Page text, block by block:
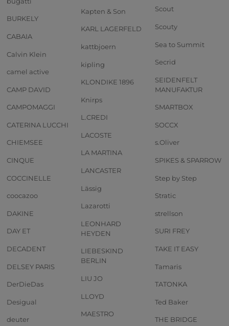
BURKELY
CABAIA
Calvin Klein
camel active
CAMP DAVID
CAMPOMAGGI
CATERINA LUCCHI
CHIEMSEE
CINQUE
COCCINELLE
coocazoo
DAKINE
DAY ET
DECADENT
DELSEY PARIS
DerDieDas
Desigual
deuter
Kapten & Son
KARL LAGERFELD
kattbjoern
kipling
KLONDIKE 1896
Knirps
L.CREDI
LACOSTE
LA MARTINA
LANCASTER
Lässig
Lazarotti
LEONHARD
HEYDEN
LIEBESKIND
BERLIN
LIU JO
LLOYD
MAESTRO
Scout
Scouty
Sea to Summit
Secrid
SEIDENFELT
MANUFAKTUR
SMARTBOX
SOCCX
s.Oliver
SPIKES & SPARROW
Step by Step
Stratic
strellson
SURI FREY
TAKE IT EASY
Tamaris
TATONKA
Ted Baker
THE BRIDGE